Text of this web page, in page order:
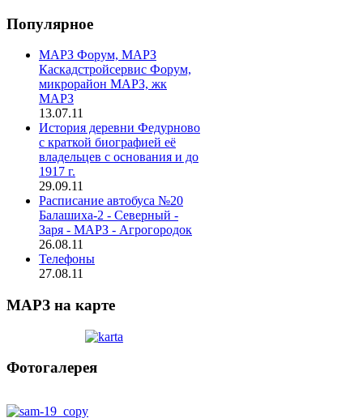
Популярное
МАРЗ Форум, МАРЗ
Каскадстройсервис Форум,
микрорайон МАРЗ, жк
МАРЗ
13.07.11
История деревни Федурново
с краткой биографией её
владельцев с основания и до
1917 г.
29.09.11
Расписание автобуса №20
Балашиха-2 - Северный -
Заря - МАРЗ - Агрогородок
26.08.11
Телефоны
27.08.11
МАРЗ на карте
Фотогалерея